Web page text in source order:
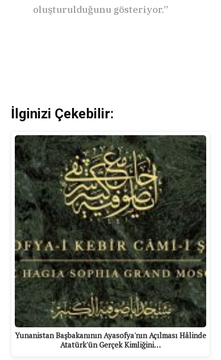
oluşturulduğunu gösteriyor.”
İlginizi Çekebilir:
Yunanistan Başbakanının Ayasofya'nın Açılması Hâlinde
Atatürk'ün Gerçek Kimliğini…